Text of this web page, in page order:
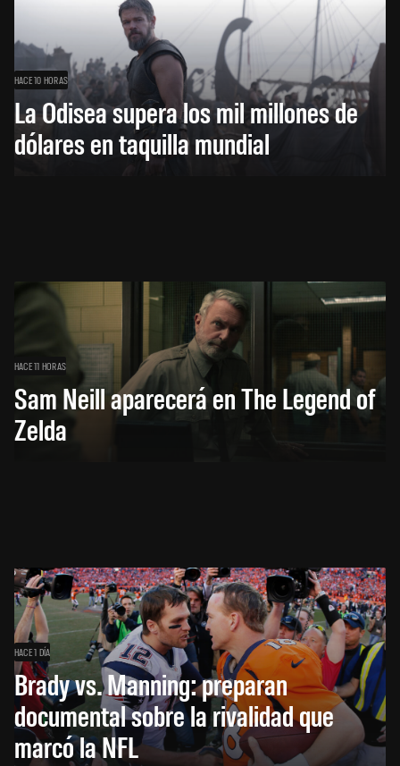
HACE 10 HORAS
La Odisea supera los mil millones de
dólares en taquilla mundial
HACE 11 HORAS
Sam Neill aparecerá en The Legend of
Zelda
HACE 1 DÍA
Brady vs. Manning: preparan
documental sobre la rivalidad que
marcó la NFL